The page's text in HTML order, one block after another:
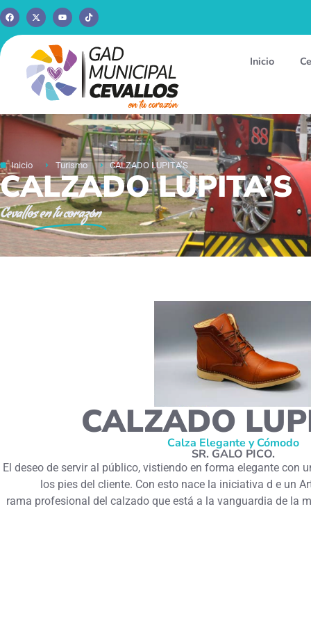
Inicio
Inicio Turismo CALZADO LUPITA’S
CALZADO LUPITA’S
Cevallosen tu corazón
CALZADO
Calza Elegante y Cómodo
SR. GALO PICO.
El deseo de servir al público, vistiendo en forma elegante con
los pies del cliente. Con esto nace la iniciativa d e un
rama profesional del calzado que está a la vanguardia de la